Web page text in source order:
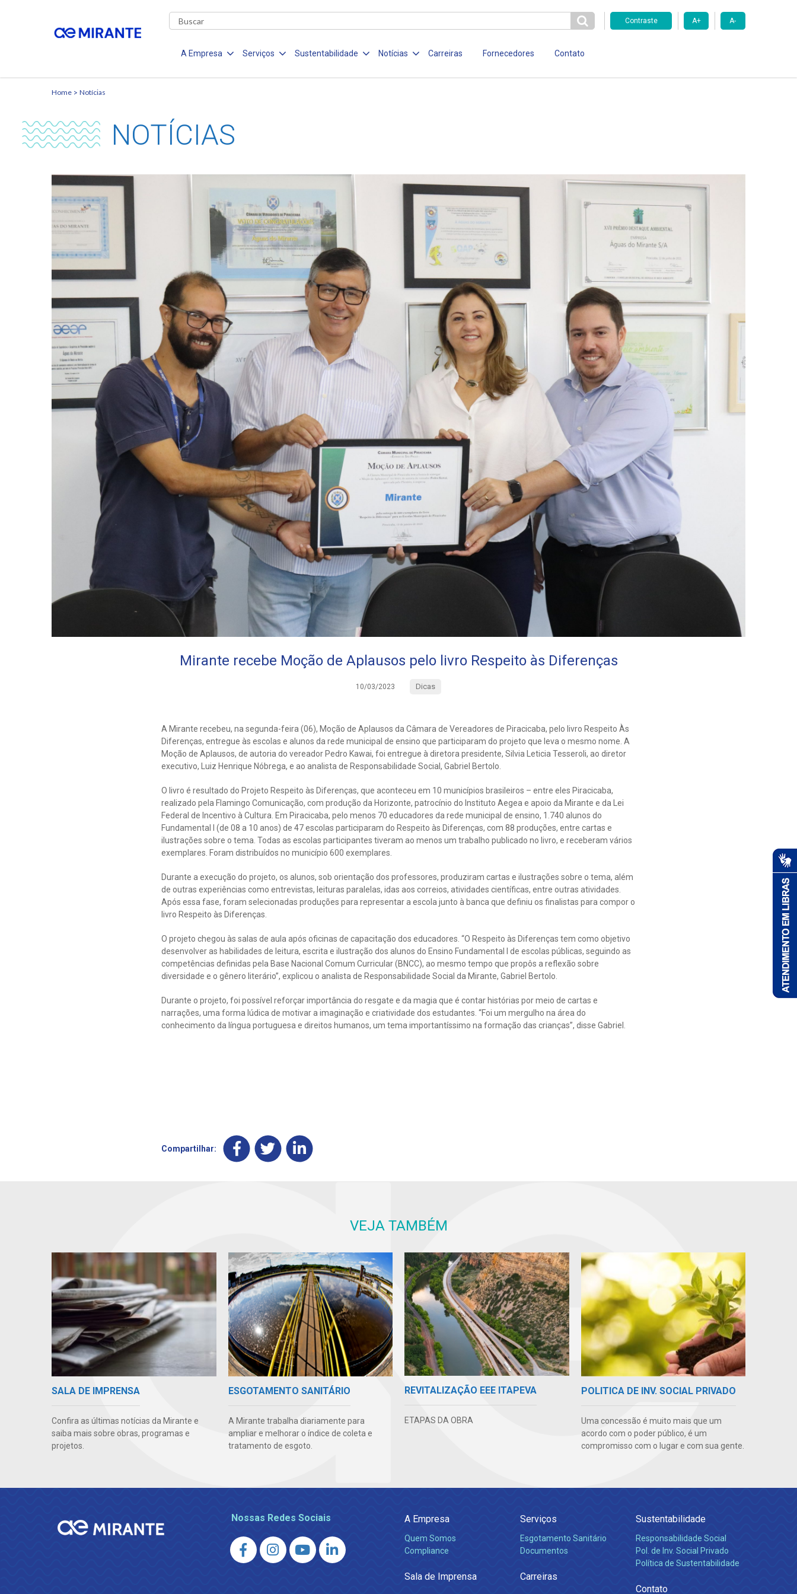
Contraste A+ A-
A Empresa Serviços Sustentabilidade Notícias Carreiras Fornecedores Contato
Home Notícias
NOTÍCIAS
Mirante recebe Moção de Aplausos pelo livro Respeito às Diferenças
10/03/2023 Dicas
A Mirante recebeu, na segunda-feira (06), Moção de Aplausos da Câmara de Vereadores de Piracicaba, pelo livro Respeito Às
Diferenças, entregue às escolas e alunos da rede municipal de ensino que participaram do projeto que leva o mesmo nome. A
Moção de Aplausos, de autoria do vereador Pedro Kawai, foi entregue à diretora presidente, Silvia Leticia Tesseroli, ao diretor
executivo, Luiz Henrique Nóbrega, e ao analista de Responsabilidade Social, Gabriel Bertolo.
O livro é resultado do Projeto Respeito às Diferenças, que aconteceu em 10 municípios brasileiros – entre eles Piracicaba,
realizado pela Flamingo Comunicação, com produção da Horizonte, patrocínio do Instituto Aegea e apoio da Mirante e da Lei
Federal de Incentivo à Cultura. Em Piracicaba, pelo menos 70 educadores da rede municipal de ensino, 1.740 alunos do
Fundamental I (de 08 a 10 anos) de 47 escolas participaram do Respeito às Diferenças, com 88 produções, entre cartas e
ilustrações sobre o tema. Todas as escolas participantes tiveram ao menos um trabalho publicado no livro, e receberam vários
exemplares. Foram distribuídos no município 600 exemplares.
Durante a execução do projeto, os alunos, sob orientação dos professores, produziram cartas e ilustrações sobre o tema, além
de outras experiências como entrevistas, leituras paralelas, idas aos correios, atividades científicas, entre outras atividades.
Após essa fase, foram selecionadas produções para representar a escola junto à banca que definiu os finalistas para compor o
livro Respeito às Diferenças.
O projeto chegou às salas de aula após oficinas de capacitação dos educadores. “O Respeito às Diferenças tem como objetivo
desenvolver as habilidades de leitura, escrita e ilustração dos alunos do Ensino Fundamental I de escolas públicas, seguindo as
competências definidas pela Base Nacional Comum Curricular (BNCC), ao mesmo tempo que propôs a reflexão sobre
diversidade e o gênero literário”, explicou o analista de Responsabilidade Social da Mirante, Gabriel Bertolo.
Durante o projeto, foi possível reforçar importância do resgate e da magia que é contar histórias por meio de cartas e
narrações, uma forma lúdica de motivar a imaginação e criatividade dos estudantes. “Foi um mergulho na área do
conhecimento da língua portuguesa e direitos humanos, um tema importantíssimo na formação das crianças”, disse Gabriel.
Compartilhar:
VEJA TAMBÉM
SALA DE IMPRENSA
Confira as últimas notícias da Mirante e
saiba mais sobre obras, programas e
projetos.
ESGOTAMENTO SANITÁRIO
A Mirante trabalha diariamente para
ampliar e melhorar o índice de coleta e
tratamento de esgoto.
REVITALIZAÇÃO EEE ITAPEVA
ETAPAS DA OBRA
POLITICA DE INV. SOCIAL PRIVADO
Uma concessão é muito mais que um
acordo com o poder público, é um
compromisso com o lugar e com sua gente.
Nossas Redes Sociais A Empresa
Quem Somos
Compliance
Sala de Imprensa
Serviços
Esgotamento Sanitário
Documentos
Carreiras
Sustentabilidade
Responsabilidade Social
Pol. de Inv. Social Privado
Política de Sustentabilidade
Contato